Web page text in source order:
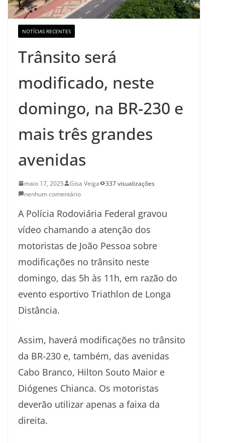
NOTÍCIAS RECENTES
Trânsito será
modificado, neste
domingo, na BR-230 e
mais três grandes
avenidas
maio 17, 2025 Gisa Veiga
337 visualizações
nenhum comentário
A Polícia Rodoviária Federal gravou
vídeo chamando a atenção dos
motoristas de João Pessoa sobre
modificações no trânsito neste
domingo, das 5h às 11h, em razão do
evento esportivo Triathlon de Longa
Distância.
Assim, haverá modificações no trânsito
da BR-230 e, também, das avenidas
Cabo Branco, Hilton Souto Maior e
Diógenes Chianca. Os motoristas
deverão utilizar apenas a faixa da
direita.